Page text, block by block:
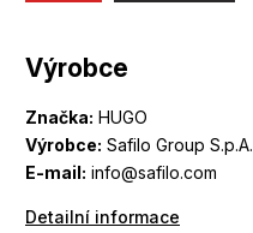
Výrobce
Značka: HUGO
Výrobce: Safilo Group S.p.A.
E-mail: info@safilo.com
Detailní informace